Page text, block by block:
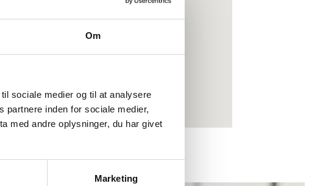
Om
sociale medier og til at analysere
partnere inden for sociale medier,
med andre oplysninger, du har givet
Marketing